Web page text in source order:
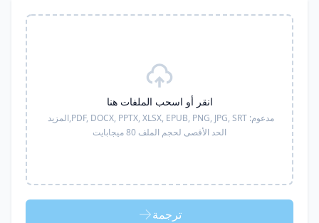
انقر أو اسحب الملفات هنا
مدعوم: PDF, DOCX, PPTX, XLSX, EPUB, PNG, JPG, SRT, المزيد
الحد الأقصى لحجم الملف 80 ميجابايت
ترجمة